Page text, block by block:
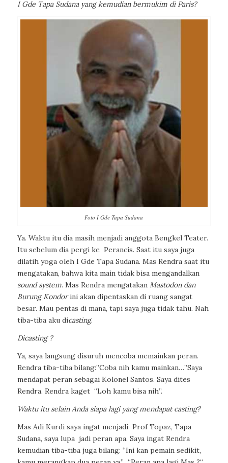
I Gde Tapa Sudana yang kemudian bermukim di Paris?
Foto I Gde Tapa Sudana
Ya. Waktu itu dia masih menjadi anggota Bengkel Teater.
Itu sebelum dia pergi ke Perancis. Saat itu saya juga
dilatih yoga oleh I Gde Tapa Sudana. Mas Rendra saat itu
mengatakan, bahwa kita main tidak bisa mengandalkan
sound system. Mas Rendra mengatakan Mastodon dan
Burung Kondorini akan dipentaskan di ruang sangat
besar. Mau pentas di mana, tapi saya juga tidak tahu. Nah
tiba-tiba aku dicasting.
Dicasting ?
Ya, saya langsung disuruh mencoba memainkan peran.
Rendra tiba-tiba bilang:”Coba nih kamu mainkan…”Saya
mendapat peran sebagai Kolonel Santos. Saya dites
Rendra. Rendra kaget “Loh kamu bisa nih”.
Waktu itu selain Anda siapa lagi yang mendapat casting?
Mas Adi Kurdi saya ingat menjadi Prof Topaz, Tapa
Sudana, saya lupa jadi peran apa. Saya ingat Rendra
kemudian tiba-tiba juga bilang: “Ini kan pemain sedikit,